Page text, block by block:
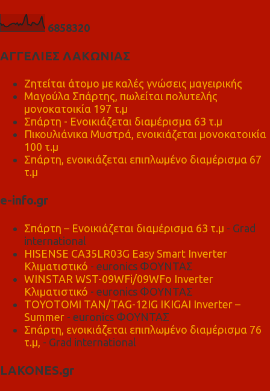
6858320
ΑΓΓΕΛΙΕΣ ΛΑΚΩΝΙΑΣ
Ζητείται άτομο με καλές γνώσεις μαγειρικής
Μαγούλα Σπάρτης, πωλείται πολυτελής
μονοκατοικία 197 τ.μ
Σπάρτη - Ενοικιάζεται διαμέρισμα 63 τ.μ
Πικουλιάνικα Μυστρά, ενοικιάζεται μονοκατοικία
100 τ.μ
Σπάρτη, ενοικιάζεται επιπλωμένο διαμέρισμα 67
τ.μ
e-info.gr
Σπάρτη – Ενοικιάζεται διαμέρισμα 63 τ.μ - Grad
international
HISENSE CA35LR03G Easy Smart Inverter
Κλιματιστικό - euronics ΦΟΥΝΤΑΣ
WINSTAR WST-09WFi/09WFo Inverter
Κλιματιστικό - euronics ΦΟΥΝΤΑΣ
TOYOTOMI TAN/TAG-12IG IKIGAI Inverter –
Summer - euronics ΦΟΥΝΤΑΣ
Σπάρτη, ενοικιάζεται επιπλωμένο διαμέρισμα 76
τ.μ, - Grad international
LAKONES.gr